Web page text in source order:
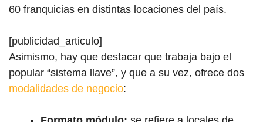
60 franquicias en distintas locaciones del país.
[publicidad_articulo]
Asimismo, hay que destacar que trabaja bajo el
popular “sistema llave”, y que a su vez, ofrece dos
modalidades de negocio: